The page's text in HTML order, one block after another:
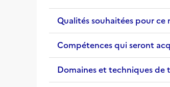
Qualités souhaitées pour ce
Compétences qui seront
Domaines et techniques de